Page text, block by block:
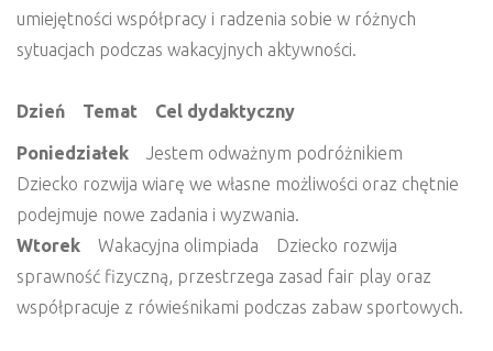
umiejętności współpracy i radzenia sobie w różnych
sytuacjach podczas wakacyjnych aktywności.
Dzień Temat Cel dydaktyczny
Poniedziałek
Jestem odważnym podróżnikiem
Dziecko rozwija wiarę we własne możliwości oraz chętnie
podejmuje nowe zadania i wyzwania.
Wtorek Wakacyjna olimpiada Dziecko rozwija
sprawność fizyczną, przestrzega zasad fair play oraz
współpracuje z rówieśnikami podczas zabaw sportowych.